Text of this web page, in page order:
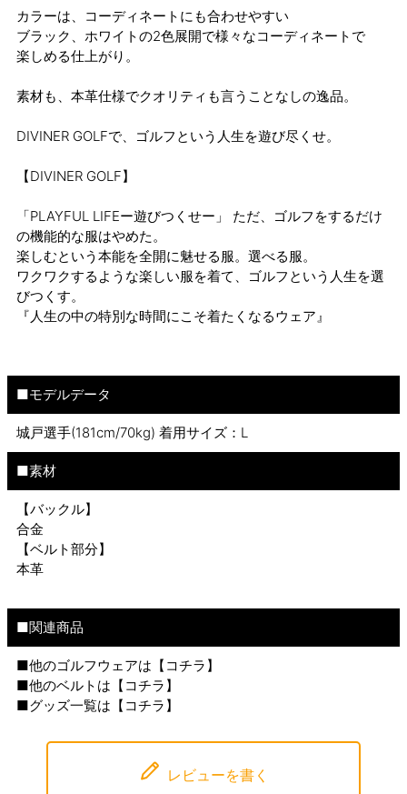
カラーは、コーディネートにも合わせやすい
ブラック、ホワイトの2色展開で様々なコーディネートで
楽しめる仕上がり。
素材も、本革仕様でクオリティも言うことなしの逸品。
DIVINER GOLFで、ゴルフという人生を遊び尽くせ。
【DIVINER GOLF】
「PLAYFUL LIFEー遊びつくせー」 ただ、ゴルフをするだけ
の機能的な服はやめた。
楽しむという本能を全開に魅せる服。選べる服。
ワクワクするような楽しい服を着て、ゴルフという人生を選
びつくす。
『人生の中の特別な時間にこそ着たくなるウェア』
■モデルデータ
城戸選手(181cm/70kg) 着用サイズ：L
■素材
【バックル】
合金
【ベルト部分】
本革
■関連商品
■他のゴルフウェアは【 コチラ 】
■他のベルトは【 コチラ 】
■グッズ一覧は【 コチラ 】
レビューを書く